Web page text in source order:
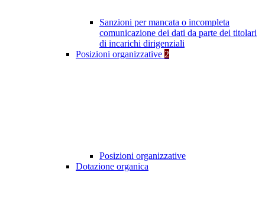
Sanzioni per mancata o incompleta
comunicazione dei dati da parte dei titolari
di incarichi dirigenziali
Posizioni organizzative 2
Posizioni organizzative
Dotazione organica